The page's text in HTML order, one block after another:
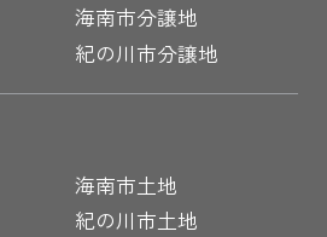
海南市分譲地
紀の川市分譲地
海南市土地
紀の川市土地